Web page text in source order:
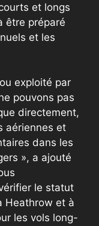
et longs
être préparé
et les
exploité par
pouvons pas
directement,
aériennes et
dans les
», a ajouté
le statut
Heathrow et à
les vols long-